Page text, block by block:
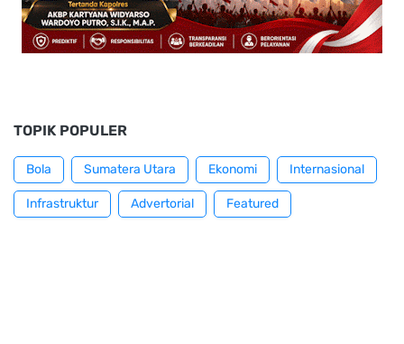
TOPIK POPULER
Bola Sumatera Utara Ekonomi Internasional
Infrastruktur Advertorial Featured